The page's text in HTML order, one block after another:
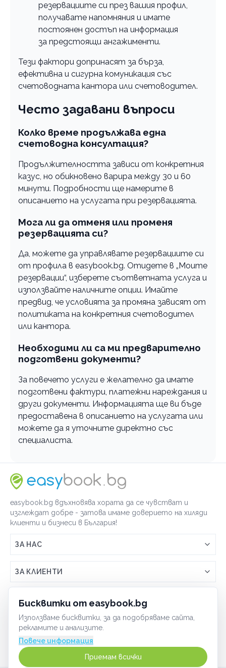
Бисквитки от easybook.bg
Използваме бисквитки, за да подобряваме сайта,
рекламите и анализите.
Повече информация
Приемам всички
резервациите си през вашия профил,
получавате напомняния и имате
постоянен достъп на информация
за предстоящи ангажименти.
Тези фактори допринасят за бърза,
ефективна и сигурна комуникация със
счетоводната кантора или счетоводител.
Често задавани въпроси
Колко време продължава една
счетоводна консултация?
Продължителността зависи от конкретния
казус, но обикновено варира между 30 и 60
минути. Подробности ще намерите в
описанието на услугата при резервацията.
Мога ли да отменя или променя
резервацията си?
Да, можете да управлявате резервациите си
от профила в easybook.bg. Отидете в „Моите
резервации“, изберете съответната услуга и
използвайте наличните опции. Имайте
предвид, че условията за промяна зависят от
политиката на конкретния счетоводител
или кантора.
Необходими ли са ми предварително
подготвени документи?
За повечето услуги е желателно да имате
подготвени фактури, платежни нареждания и
други документи. Информацията ще ви бъде
предоставена в описанието на услугата или
можете да я уточните директно със
специалиста.
easybook.bg вдъхновява хората да се чувстват и
изглеждат добре - затова имаме доверието на хиляди
клиенти и бизнеси в България!
ЗА НАС
Връзка с easybook.bg
Как работи easybook
Често задавани въпроси
ЗА КЛИЕНТИ
Условия за ползване
GDPR политика
Сигурност
ЗА ТЪРГОВЦИ
Включи бизнеса си
Управлявай ефективно с easybook
ОБЩИ
Бисквитки